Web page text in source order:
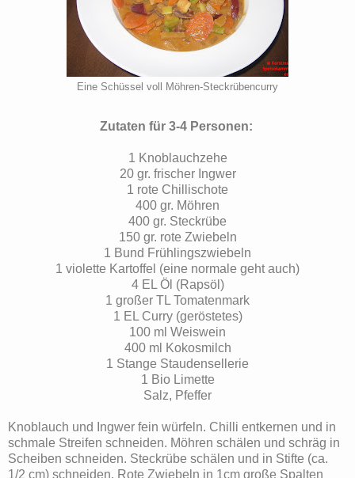
Eine Schüssel voll Möhren-Steckrübencurry
Zutaten für 3-4 Personen:
1 Knoblauchzehe
20 gr. frischer Ingwer
1 rote Chillischote
400 gr. Möhren
400 gr. Steckrübe
150 gr. rote Zwiebeln
1 Bund Frühlingszwiebeln
1 violette Kartoffel (eine normale geht auch)
4 EL Öl (Rapsöl)
1 großer TL Tomatenmark
1 EL Curry (geröstetes)
100 ml Weiswein
400 ml Kokosmilch
1 Stange Staudensellerie
1 Bio Limette
Salz, Pfeffer
Knoblauch und Ingwer fein würfeln. Chilli entkernen und in
schmale Streifen schneiden. Möhren schälen und schräg in
Scheiben schneiden. Steckrübe schälen und in Stifte (ca.
1/2 cm) schneiden. Rote Zwiebeln in 1cm große Spalten